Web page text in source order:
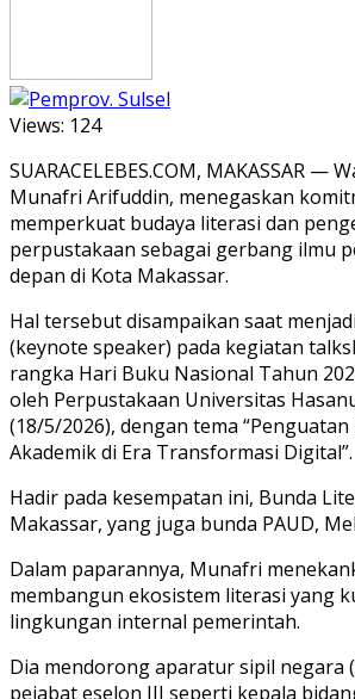
Views: 124
SUARACELEBES.COM, MAKASSAR —
Munafri Arifuddin, menegaskan
memperkuat budaya literasi dan
perpustakaan sebagai gerbang ilmu
depan di Kota Makassar.
Hal tersebut disampaikan saat
(keynote speaker) pada kegiatan
rangka Hari Buku Nasional Tahun
oleh Perpustakaan Universitas
(18/5/2026), dengan tema
Akademik di Era Transformasi Digital”.
Hadir pada kesempatan ini, Bunda
Makassar, yang juga bunda PAUD,
Dalam paparannya, Munafri
membangun ekosistem literasi yang
lingkungan internal pemerintah.
Dia mendorong aparatur sipil negara
pejabat eselon III seperti kepala